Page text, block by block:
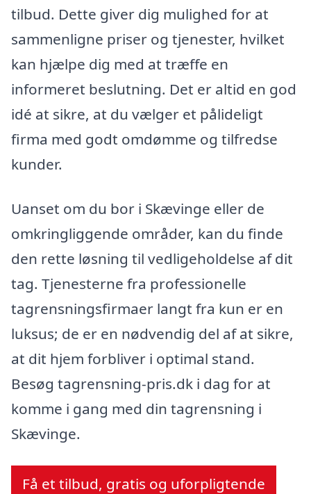
tilbud. Dette giver dig mulighed for at
sammenligne priser og tjenester, hvilket
kan hjælpe dig med at træffe en
informeret beslutning. Det er altid en god
idé at sikre, at du vælger et pålideligt
firma med godt omdømme og tilfredse
kunder.
Uanset om du bor i Skævinge eller de
omkringliggende områder, kan du finde
den rette løsning til vedligeholdelse af dit
tag. Tjenesterne fra professionelle
tagrensningsfirmaer langt fra kun er en
luksus; de er en nødvendig del af at sikre,
at dit hjem forbliver i optimal stand.
Besøg tagrensning-pris.dk i dag for at
komme i gang med din tagrensning i
Skævinge.
Få et tilbud, gratis og uforpligtende